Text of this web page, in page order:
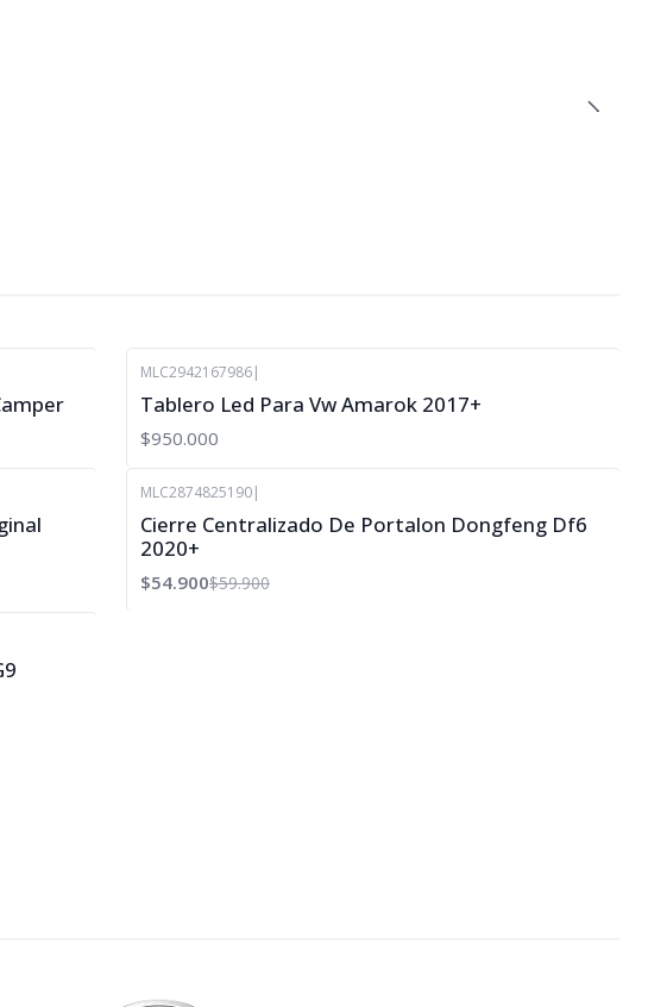
MLC2942167986|
Tablero Led Para Vw Amarok 2017+
$950.000
OFF
MLC2874825190|
Cierre Centralizado De Portalon Dongfeng Df6
2020+
$54.900$59.900